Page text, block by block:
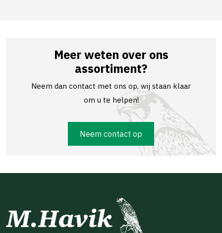
Meer weten over ons
assortiment?
Neem dan contact met ons op, wij staan klaar
om u te helpen!
Neem contact op